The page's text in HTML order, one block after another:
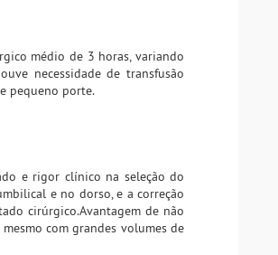
médio de 3 horas, variando
necessidade de transfusão
pequeno porte.
e rigor clínico na seleção do
e no dorso, e a correção
cirúrgico.Avantagem de não
com grandes volumes de